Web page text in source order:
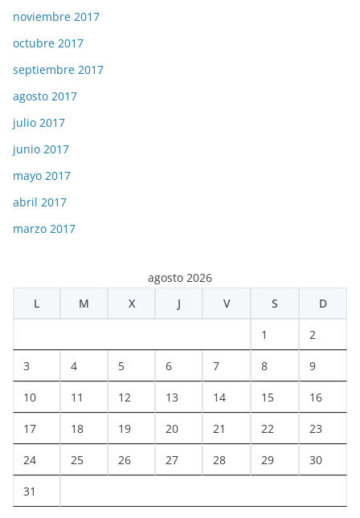
noviembre 2017
octubre 2017
septiembre 2017
agosto 2017
julio 2017
junio 2017
mayo 2017
abril 2017
marzo 2017
agosto 2026
L
M X J V S D
1 2
3 4 5 6 7 8 9
10 11 12 13 14 15 16
17 18 19 20 21 22 23
24 25 26 27 28 29 30
31